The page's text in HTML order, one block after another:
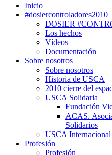
Inicio
#dosiercontroladores2010
DOSIER
Los hechos
Vídeos
Documentación
Sobre nosotros
Sobre nosotros
Historia de USCA
2010 cierre del
USCA Solidaria
Fundación
ACAS.
Solidarios
USCA Internacional
Profesión
Profesión